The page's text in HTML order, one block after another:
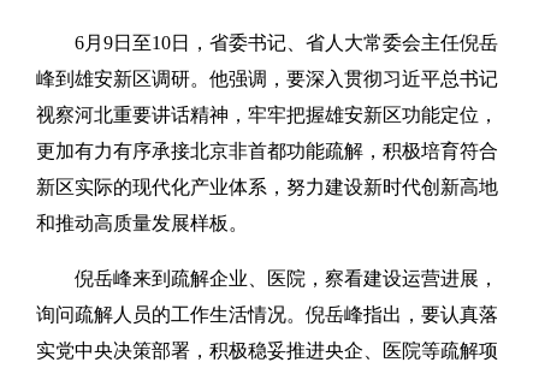
6月9日至10日，省委书记、省人大常委会主任倪岳
峰到雄安新区调研。他强调，要深入贯彻习近平总书记
视察河北重要讲话精神，牢牢把握雄安新区功能定位，
更加有力有序承接北京非首都功能疏解，积极培育符合
新区实际的现代化产业体系，努力建设新时代创新高地
和推动高质量发展样板。
倪岳峰来到疏解企业、医院，察看建设运营进展，
询问疏解人员的工作生活情况。倪岳峰指出，要认真落
实党中央决策部署，积极稳妥推进央企、医院等疏解项